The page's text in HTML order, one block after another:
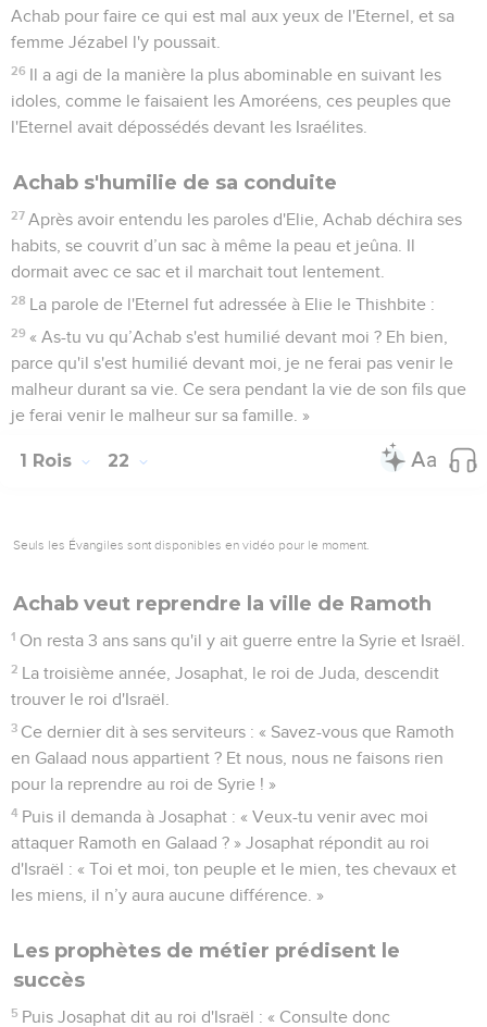
Achab pour faire ce qui est mal aux yeux de l'Eternel, et sa
femme Jézabel l'y poussait.
26 Il a agi de la manière la plus abominable en suivant les
idoles, comme le faisaient les Amoréens, ces peuples que
l'Eternel avait dépossédés devant les Israélites.
Achab s'humilie de sa conduite
27 Après avoir entendu les paroles d'Elie, Achab déchira ses
habits, se couvrit d’un sac à même la peau et jeûna. Il
dormait avec ce sac et il marchait tout lentement.
28 La parole de l'Eternel fut adressée à Elie le Thishbite :
29 « As-tu vu qu’Achab s'est humilié devant moi ? Eh bien,
parce qu'il s'est humilié devant moi, je ne ferai pas venir le
malheur durant sa vie. Ce sera pendant la vie de son fils que
je ferai venir le malheur sur sa famille. »
1 Rois 22
Seuls les Évangiles sont disponibles en vidéo pour le moment.
Achab veut reprendre la ville de Ramoth
1 On resta 3 ans sans qu'il y ait guerre entre la Syrie et Israël.
2 La troisième année, Josaphat, le roi de Juda, descendit
trouver le roi d'Israël.
3 Ce dernier dit à ses serviteurs : « Savez-vous que Ramoth
en Galaad nous appartient ? Et nous, nous ne faisons rien
pour la reprendre au roi de Syrie ! »
4 Puis il demanda à Josaphat : « Veux-tu venir avec moi
attaquer Ramoth en Galaad ? » Josaphat répondit au roi
d'Israël : « Toi et moi, ton peuple et le mien, tes chevaux et
les miens, il n’y aura aucune différence. »
Les prophètes de métier prédisent le
succès
5 Puis Josaphat dit au roi d'Israël : « Consulte donc